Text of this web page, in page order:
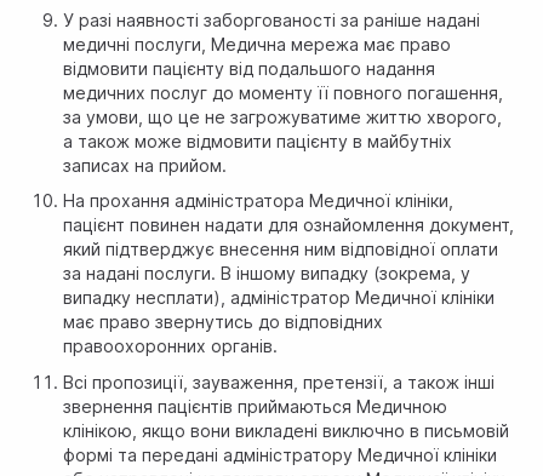
У разі наявності заборгованості за раніше надані
медичні послуги, Медична мережа має право
відмовити пацієнту від подальшого надання
медичних послуг до моменту її повного погашення,
за умови, що це не загрожуватиме життю хворого,
а також може відмовити пацієнту в майбутніх
записах на прийом.
На прохання адміністратора Медичної клініки,
пацієнт повинен надати для ознайомлення документ,
який підтверджує внесення ним відповідної оплати
за надані послуги. В іншому випадку (зокрема, у
випадку несплати), адміністратор Медичної клініки
має право звернутись до відповідних
правоохоронних органів.
Всі пропозиції, зауваження, претензії, а також інші
звернення пацієнтів приймаються Медичною
клінікою, якщо вони викладені виключно в письмовій
формі та передані адміністратору Медичної клініки